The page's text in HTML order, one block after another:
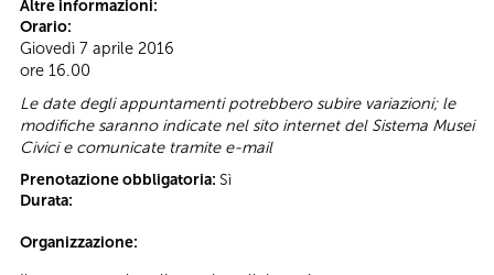
Altre informazioni:
Orario:
Giovedì 7 aprile 2016
ore 16.00
Le date degli appuntamenti potrebbero subire variazioni; le
modifiche saranno indicate nel sito internet del Sistema Musei
Civici e comunicate tramite e-mail
Prenotazione obbligatoria: Sì
Durata:
Organizzazione: